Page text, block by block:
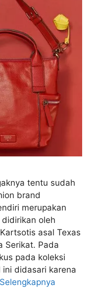
tentu sudah
brand
merupakan
oleh
asal Texas
Serikat. Pada
pada koleksi
didasari karena